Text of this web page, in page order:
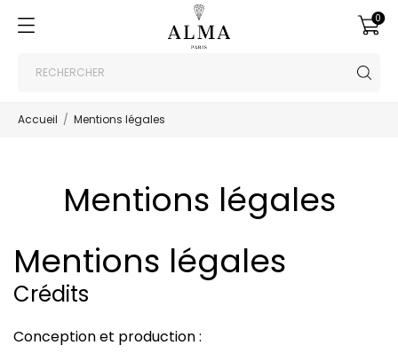
0
Accueil Mentions légales
Mentions légales
Mentions légales
Crédits
Conception et production :